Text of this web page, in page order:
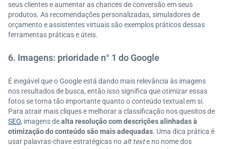
seus clientes e aumentar as chances de conversão em seus
produtos. As recomendações personalizadas, simuladores de
orçamento e assistentes virtuais são exemplos práticos dessas
ferramentas práticas e úteis.
6. Imagens: prioridade n° 1 do Google
É inegável que o Google está dando mais relevância às imagens
nos resultados de busca, então isso significa que otimizar essas
fotos se torna tão importante quanto o conteúdo textual em si.
Para atrair mais cliques e melhorar a classificação nos quesitos de
SEO, imagens dealta resolução com descrições alinhadas à
otimização do conteúdo são mais adequadas. Uma dica prática é
usar palavras-chave estratégicas no alt texte no nome dos